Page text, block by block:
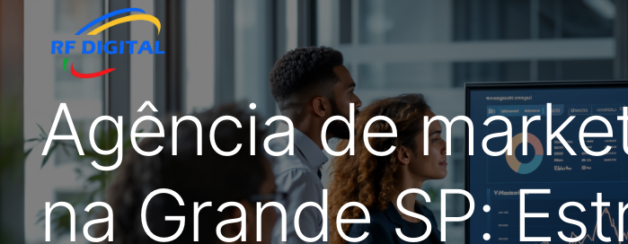
Agência de
na Grande SP: